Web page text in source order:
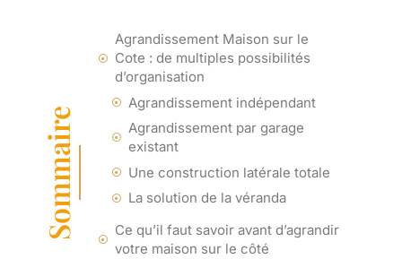
Sommaire
Agrandissement Maison sur le
Cote : de multiples possibilités
d’organisation
Agrandissement indépendant
Agrandissement par garage
existant
Une construction latérale totale
La solution de la véranda
Ce qu’il faut savoir avant d’agrandir
votre maison sur le côté